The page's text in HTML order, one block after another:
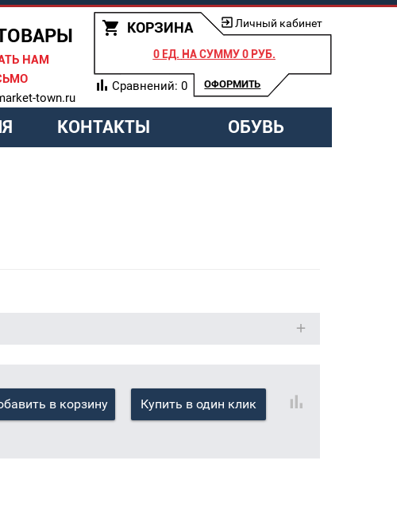
НАМ
town.ru
КОРЗИНА Личный кабинет
0 ЕД. НА СУММУ0 РУБ.
ОФОРМИТЬ
Сравнений: 0
КОНТАКТЫ ОБУВЬ
в корзину Купить в один клик